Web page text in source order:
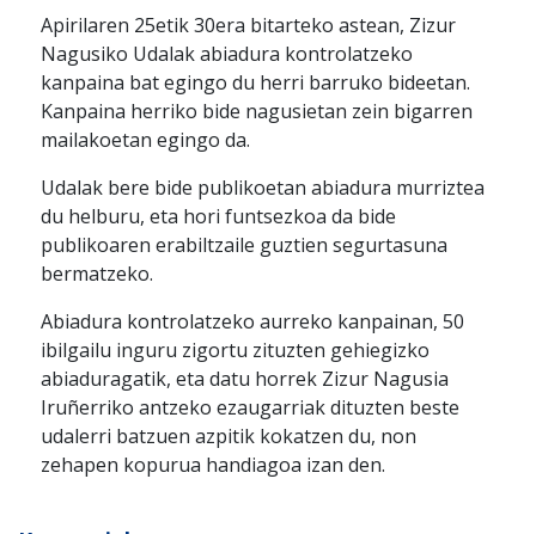
Apirilaren 25etik 30era bitarteko astean, Zizur
Nagusiko Udalak abiadura kontrolatzeko
kanpaina bat egingo du herri barruko bideetan.
Kanpaina herriko bide nagusietan zein bigarren
mailakoetan egingo da.
Udalak bere bide publikoetan abiadura murriztea
du helburu, eta hori funtsezkoa da bide
publikoaren erabiltzaile guztien segurtasuna
bermatzeko.
Abiadura kontrolatzeko aurreko kanpainan, 50
ibilgailu inguru zigortu zituzten gehiegizko
abiaduragatik, eta datu horrek Zizur Nagusia
Iruñerriko antzeko ezaugarriak dituzten beste
udalerri batzuen azpitik kokatzen du, non
zehapen kopurua handiagoa izan den.